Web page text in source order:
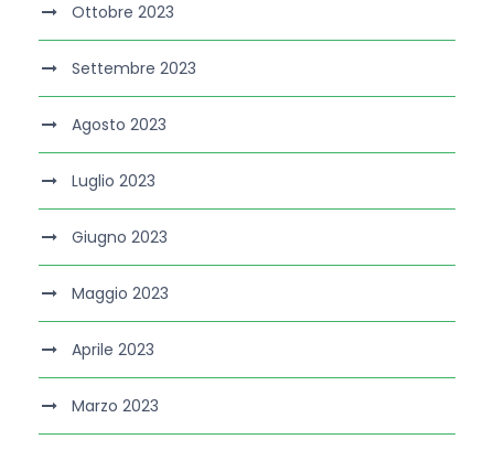
Ottobre 2023
Settembre 2023
Agosto 2023
Luglio 2023
Giugno 2023
Maggio 2023
Aprile 2023
Marzo 2023